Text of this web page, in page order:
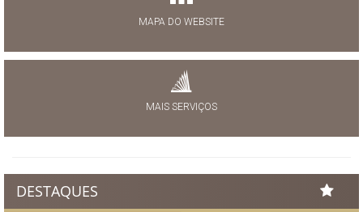
MAPA DO WEBSITE
MAIS SERVIÇOS
DESTAQUES